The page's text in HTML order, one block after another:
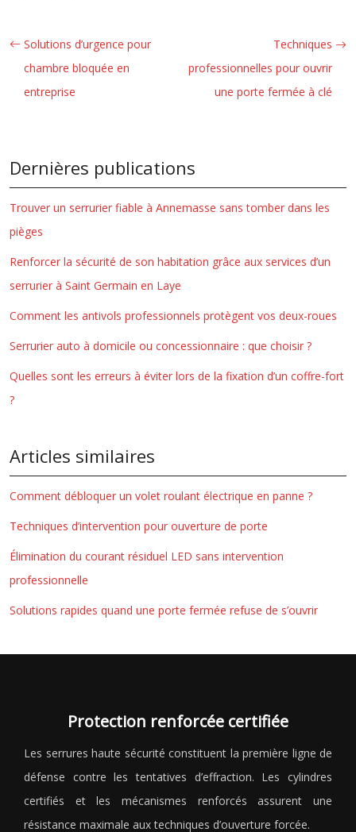
Solutions d’urgence pour
chambre bloquée en
entreprise
Techniques
professionnelles pour ouvrir
une porte fermée à clé
Dernières publications
Trouver un serrurier fiable à Annemasse sans tomber dans les
pièges
Renforcer la sécurité de son habitation grâce aux services d’un
serrurier à Saint Germain en Laye
Comment les antivols professionnels protègent vos deux-roues
Serrurier auto à domicile ou concessionnaire : que choisir ?
Quelles sont les erreurs à éviter lors de la fixation d’un coffre-fort
?
Articles similaires
Comment débloquer un volet roulant électrique en panne ?
Techniques d’intervention pour ouverture de porte
Élimination du courant résiduel LED sans intervention
professionnelle
Solutions rapides quand une porte fermée refuse de s’ouvrir
Protection renforcée certifiée
Les serrures haute sécurité constituent la première ligne de
défense contre les tentatives d’effraction. Les cylindres
certifiés et les mécanismes renforcés assurent une
résistance maximale aux techniques d’ouverture forcée.